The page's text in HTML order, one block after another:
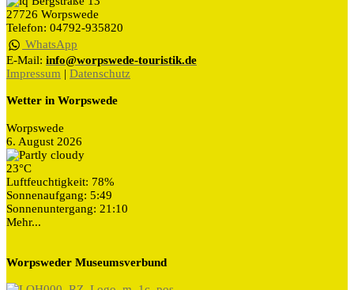
27726 Worpswede
Telefon: 04792-935820
WhatsApp
E-Mail: info@worpswede-touristik.de
Impressum | Datenschutz
Wetter in Worpswede
Worpswede
6. August 2026
23°C
Luftfeuchtigkeit: 78%
Sonnenaufgang: 5:49
Sonnenuntergang: 21:10
Mehr...
Worpsweder Museumsverbund